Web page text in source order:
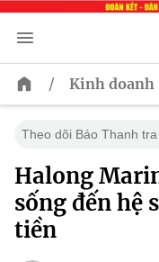
/ Kinh doanh
Theo dõi Báo Thanh
Halong
sống đến hệ
tiền